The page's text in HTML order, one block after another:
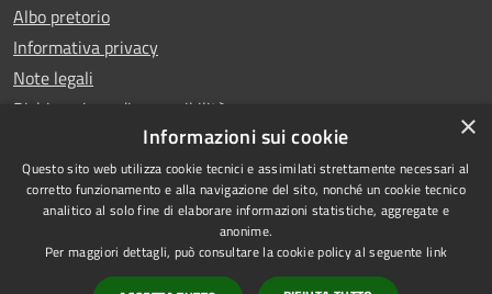
Albo pretorio
Informativa privacy
Note legali
Dichiarazione di accessibilità
RSS
Accessibilità
Copyright © 2026 • Comune di
Erchie • Powered by
Municipium•Accesso
×
Informazioni sui cookie
Questo sito web utilizza cookie tecnici e assimilati strettamente necessari al
corretto funzionamento e alla navigazione del sito, nonché un cookie tecnico
analitico al solo fine di elaborare informazioni statistiche, aggregate e
anonime.
Per maggiori dettagli, può consultare la cookie policy al seguente link